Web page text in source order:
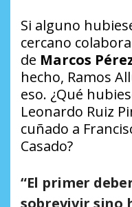
Si alguno
cercano
de Marcos
hecho, Ramos
eso. ¿Qué
Leonardo Ruiz
cuñado a
Casado?
“El primer
sobrevivir sino